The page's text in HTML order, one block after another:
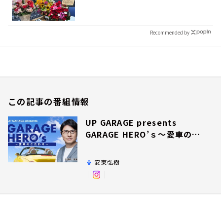
Recommended by
この記事の番組情報
UP GARAGE presents
GARAGE HERO’ｓ～愛車のこ
安東弘樹